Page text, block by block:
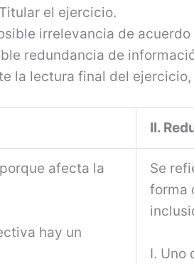
el ejercicio.
irrelevancia de
redundancia de
la lectura final del
II.
afecta la
hay un
Se
forma
I. Uno